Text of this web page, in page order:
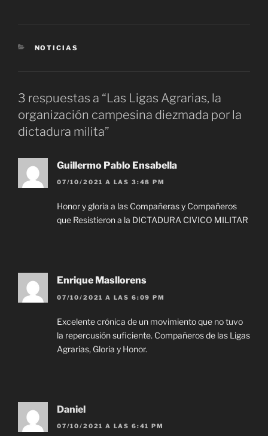
CATEGORÍAS
NOTICIAS
3 respuestas a “Las Ligas Agrarias, la
organización campesina diezmada por la
dictadura milita”
Guillermo Pablo Ensabella
07/10/2021 A LAS 3:48 PM
Honor y gloria a las Compañeras y Compañeros
que Resistieron a la DICTADURA CIVICO MILITAR
Enrique Masllorens
07/10/2021 A LAS 6:09 PM
Excelente crónica de un movimiento que no tuvo
la repercusión suficiente. Compañeros de las Ligas
Agrarias, Gloria y Honor.
Daniel
07/10/2021 A LAS 6:41 PM